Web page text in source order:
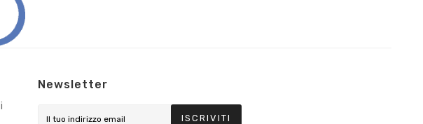
Newsletter
ISCRIVITI